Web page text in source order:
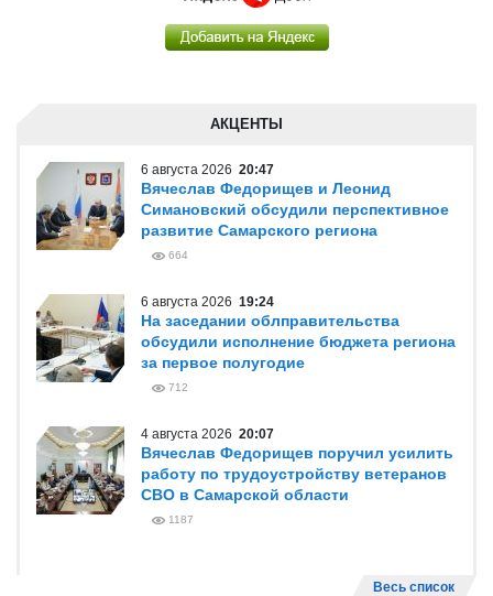
АКЦЕНТЫ
6 августа 2026 20:47
Вячеслав Федорищев и Леонид
Симановский обсудили перспективное
развитие Самарского региона
664
6 августа 2026 19:24
На заседании облправительства
обсудили исполнение бюджета региона
за первое полугодие
712
4 августа 2026 20:07
Вячеслав Федорищев поручил усилить
работу по трудоустройству ветеранов
СВО в Самарской области
1187
Весь список